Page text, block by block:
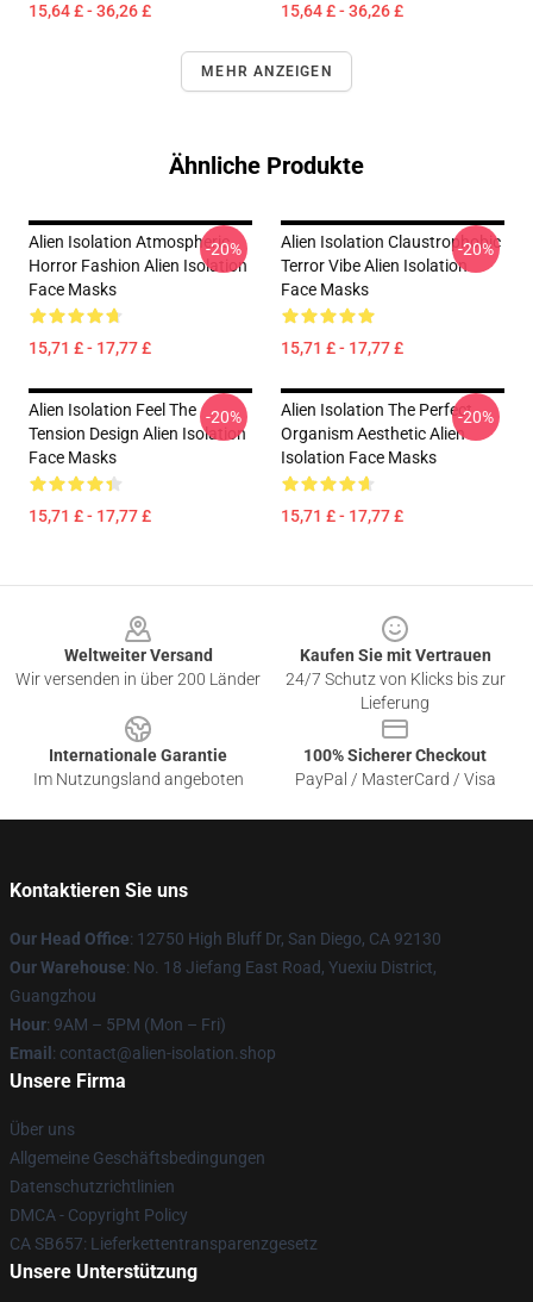
15,64 £ - 36,26 £ 15,64 £ - 36,26 £
MEHR ANZEIGEN
Ähnliche Produkte
Alien Isolation Atmospheric
Horror Fashion Alien Isolation
Face Masks
15,71 £ - 17,77 £
-20%
Alien Isolation Claustrophobic
Terror Vibe Alien Isolation
Face Masks
15,71 £ - 17,77 £
-20%
Alien Isolation Feel The
Tension Design Alien Isolation
Face Masks
15,71 £ - 17,77 £
-20%
Alien Isolation The Perfect
Organism Aesthetic Alien
Isolation Face Masks
15,71 £ - 17,77 £
-20%
Weltweiter Versand
Wir versenden in über 200 Länder
Kaufen Sie mit Vertrauen
24/7 Schutz von Klicks bis zur
Lieferung
Internationale Garantie
Im Nutzungsland angeboten
100% Sicherer Checkout
PayPal / MasterCard / Visa
Kontaktieren Sie uns
Our Head Office: 12750 High Bluff Dr, San Diego, CA 92130
Our Warehouse: No. 18 Jiefang East Road, Yuexiu District,
Guangzhou
Hour: 9AM – 5PM (Mon – Fri)
Email : contact@alien-isolation.shop
Unsere Firma
Über uns
Allgemeine Geschäftsbedingungen
Datenschutzrichtlinien
DMCA - Copyright Policy
CA SB657: Lieferkettentransparenzgesetz
Unsere Unterstützung